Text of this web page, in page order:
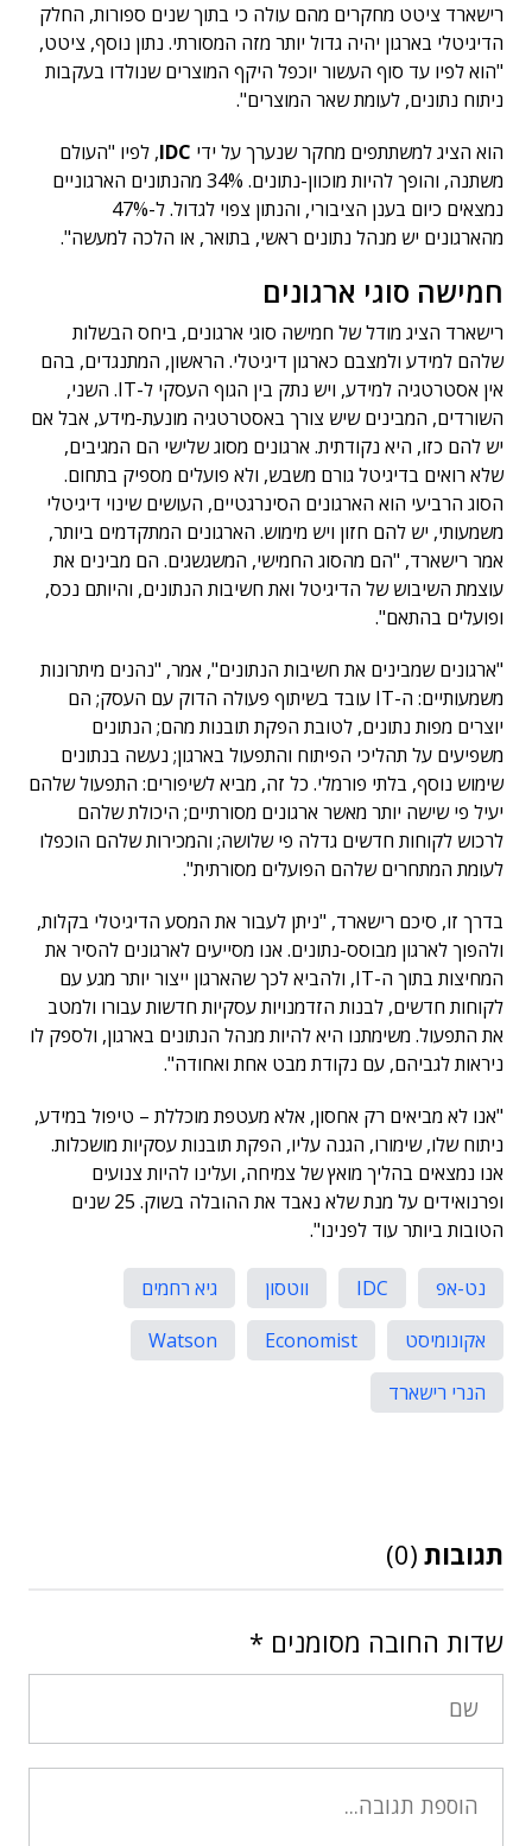
רישארד ציטט מחקרים מהם עולה כי בתוך שנים ספורות, החלק
הדיגיטלי בארגון יהיה גדול יותר מזה המסורתי. נתון נוסף, ציטט,
"הוא לפיו עד סוף העשור יוכפל היקף המוצרים שנולדו בעקבות
ניתוח נתונים, לעומת שאר המוצרים".
הוא הציג למשתתפים מחקר שנערך על ידי IDC, לפיו "העולם
משתנה, והופך להיות מוכוון-נתונים. 34% מהנתונים הארגוניים
נמצאים כיום בענן הציבורי, והנתון צפוי לגדול. ל-47%
מהארגונים יש מנהל נתונים ראשי, בתואר, או הלכה למעשה".
חמישה סוגי ארגונים
רישארד הציג מודל של חמישה סוגי ארגונים, ביחס הבשלות
שלהם למידע ולמצבם כארגון דיגיטלי. הראשון, המתנגדים, בהם
אין אסטרטגיה למידע, ויש נתק בין הגוף העסקי ל-IT. השני,
השורדים, המבינים שיש צורך באסטרטגיה מונעת-מידע, אבל אם
יש להם כזו, היא נקודתית. ארגונים מסוג שלישי הם המגיבים,
שלא רואים בדיגיטל גורם משבש, ולא פועלים מספיק בתחום.
הסוג הרביעי הוא הארגונים הסינרגטיים, העושים שינוי דיגיטלי
משמעותי, יש להם חזון ויש מימוש. הארגונים המתקדמים ביותר,
אמר רישארד, "הם מהסוג החמישי, המשגשגים. הם מבינים את
עוצמת השיבוש של הדיגיטל ואת חשיבות הנתונים, והיותם נכס,
ופועלים בהתאם".
"ארגונים שמבינים את חשיבות הנתונים", אמר, "נהנים מיתרונות
משמעותיים: ה-IT עובד בשיתוף פעולה הדוק עם העסק; הם
יוצרים מפות נתונים, לטובת הפקת תובנות מהם; הנתונים
משפיעים על תהליכי הפיתוח והתפעול בארגון; נעשה בנתונים
שימוש נוסף, בלתי פורמלי. כל זה, מביא לשיפורים: התפעול שלהם
יעיל פי שישה יותר מאשר ארגונים מסורתיים; היכולת שלהם
לרכוש לקוחות חדשים גדלה פי שלושה; והמכירות שלהם הוכפלו
לעומת המתחרים שלהם הפועלים מסורתית".
בדרך זו, סיכם רישארד, "ניתן לעבור את המסע הדיגיטלי בקלות,
ולהפוך לארגון מבוסס-נתונים. אנו מסייעים לארגונים להסיר את
המחיצות בתוך ה-IT, ולהביא לכך שהארגון ייצור יותר מגע עם
לקוחות חדשים, לבנות הזדמנויות עסקיות חדשות עבורו ולמטב
את התפעול. משימתנו היא להיות מנהל הנתונים בארגון, ולספק לו
ניראות לגביהם, עם נקודת מבט אחת ואחודה".
"אנו לא מביאים רק אחסון, אלא מעטפת מוכללת – טיפול במידע,
ניתוח שלו, שימורו, הגנה עליו, הפקת תובנות עסקיות מושכלות.
אנו נמצאים בהליך מואץ של צמיחה, ועלינו להיות צנועים
ופרנואידים על מנת שלא נאבד את ההובלה בשוק. 25 שנים
הטובות ביותר עוד לפנינו".
נט-אפ IDC ווטסון
גיא רחמים
אקונומיסט
Economist
Watson
הנרי רישארד
תגובות (0)
שדות החובה מסומנים *